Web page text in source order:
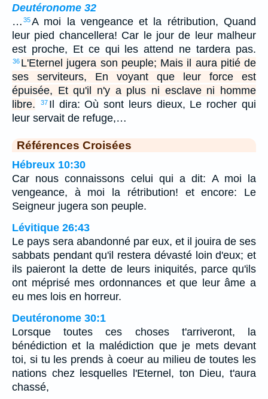
Deutéronome 32
… 35A moi la vengeance et la rétribution, Quand
leur pied chancellera! Car le jour de leur malheur
est proche, Et ce qui les attend ne tardera pas.
36 L'Eternel jugera son peuple; Mais il aura pitié de
ses serviteurs, En voyant que leur force est
épuisée, Et qu'il n'y a plus ni esclave ni homme
libre.
37 Il dira: Où sont leurs dieux, Le rocher qui
leur servait de refuge,…
Références Croisées
Hébreux 10:30
Car nous connaissons celui qui a dit: A moi la
vengeance, à moi la rétribution! et encore: Le
Seigneur jugera son peuple.
Lévitique 26:43
Le pays sera abandonné par eux, et il jouira de ses
sabbats pendant qu'il restera dévasté loin d'eux; et
ils paieront la dette de leurs iniquités, parce qu'ils
ont méprisé mes ordonnances et que leur âme a
eu mes lois en horreur.
Deutéronome 30:1
Lorsque toutes ces choses t'arriveront, la
bénédiction et la malédiction que je mets devant
toi, si tu les prends à coeur au milieu de toutes les
nations chez lesquelles l'Eternel, ton Dieu, t'aura
chassé,